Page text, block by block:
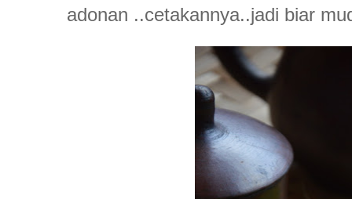
adonan ..cetakannya..jadi biar